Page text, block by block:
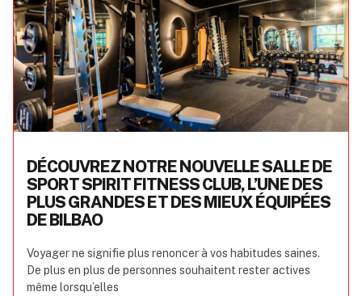
DÉCOUVREZ NOTRE NOUVELLE SALLE DE
SPORT SPIRIT FITNESS CLUB, L’UNE DES
PLUS GRANDES ET DES MIEUX ÉQUIPÉES
DE BILBAO
Voyager ne signifie plus renoncer à vos habitudes saines.
De plus en plus de personnes souhaitent rester actives
même lorsqu’elles